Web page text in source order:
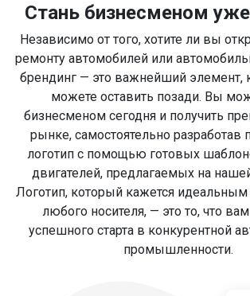
Стань бизнесменом
Независимо от того, хотите ли вы
ремонту автомобилей или
брендинг — это важнейший элемент,
можете оставить позади. Вы
бизнесменом сегодня и получить
рынке, самостоятельно разработав
логотип с помощью готовых
двигателей, предлагаемых на
Логотип, который кажется идеальным
любого носителя, — это то, что
успешного старта в конкурентной
промышленности.